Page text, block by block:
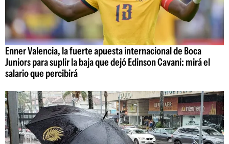
Enner Valencia, la fuerte apuesta internacional de Boca
Juniors para suplir la baja que dejó Edinson Cavani: mirá el
salario que percibirá